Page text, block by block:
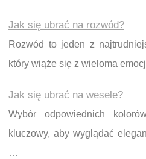
Jak się ubrać na rozwód?
Rozwód to jeden z
który wiąże się z wieloma
Jak się ubrać na wesele?
Wybór odpowiednich
kluczowy, aby wyglądać
…